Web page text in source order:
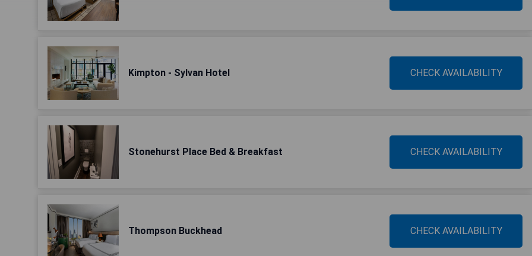
Kimpton - Sylvan Hotel CHECK AVAILABILITY
Stonehurst Place Bed & Breakfast CHECK AVAILABILITY
Thompson Buckhead CHECK AVAILABILITY